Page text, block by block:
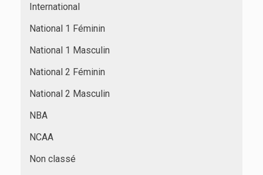
International
National 1 Féminin
National 1 Masculin
National 2 Féminin
National 2 Masculin
NBA
NCAA
Non classé